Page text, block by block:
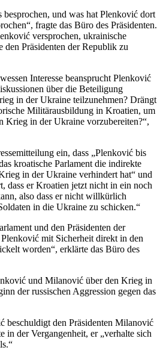
besprochen, und was hat Plenković dort
fragte das Büro des Präsidenten.
versprochen, ukrainische
den Präsidenten der Republik zu
Interesse beansprucht Plenković
über die Beteiligung
in der Ukraine teilzunehmen? Drängt
Militärausbildung in Kroatien, um
Krieg in der Ukraine vorzubereiten?“,
ein, dass „Plenković bis
kroatische Parlament die indirekte
in der Ukraine verhindert hat“ und
dass er Kroatien jetzt nicht in ein noch
also dass er nicht willkürlich
in die Ukraine zu schicken.“
und den Präsidenten der
mit Sicherheit direkt in den
worden“, erklärte das Büro des
und Milanović über den Krieg in
der russischen Aggression gegen das
beschuldigt den Präsidenten Milanović
in der Vergangenheit, er „verhalte sich